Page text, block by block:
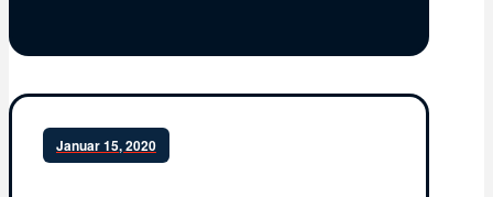
Januar 15, 2020